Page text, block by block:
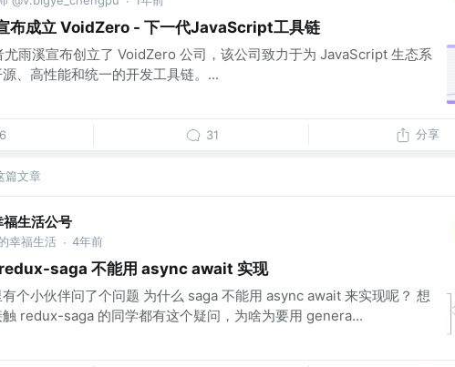
布成立 VoidZero - 下一代JavaScript工具链
尤雨溪宣布创立了 VoidZero 公司，该公司致力于为 JavaScript 生态系
、高性能和统一的开发工具链。...
31 分享
篇文章
生活公号
幸福生活 · 4年前
saga 不能用 async await 实现
个小伙伴问了个问题 为什么 saga 不能用 async await 来实现呢？ 想
触 redux-saga 的同学都有这个疑问，为啥为要用 genera...